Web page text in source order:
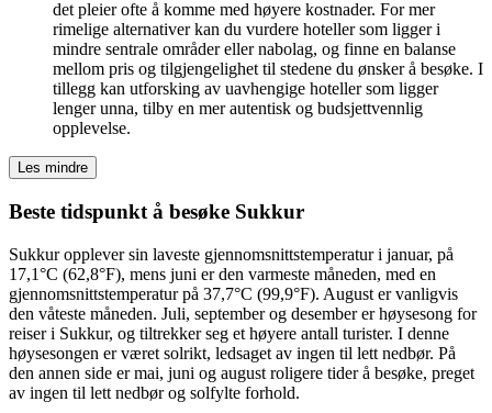
det pleier ofte å komme med høyere kostnader. For mer
rimelige alternativer kan du vurdere hoteller som ligger i
mindre sentrale områder eller nabolag, og finne en balanse
mellom pris og tilgjengelighet til stedene du ønsker å besøke. I
tillegg kan utforsking av uavhengige hoteller som ligger
lenger unna, tilby en mer autentisk og budsjettvennlig
opplevelse.
Les mindre
Beste tidspunkt å besøke Sukkur
Sukkur opplever sin laveste gjennomsnittstemperatur i januar, på
17,1°C (62,8°F), mens juni er den varmeste måneden, med en
gjennomsnittstemperatur på 37,7°C (99,9°F). August er vanligvis
den våteste måneden. Juli, september og desember er høysesong for
reiser i Sukkur, og tiltrekker seg et høyere antall turister. I denne
høysesongen er været solrikt, ledsaget av ingen til lett nedbør. På
den annen side er mai, juni og august roligere tider å besøke, preget
av ingen til lett nedbør og solfylte forhold.